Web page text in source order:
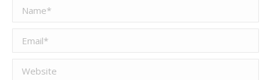
Name *
Email *
Website